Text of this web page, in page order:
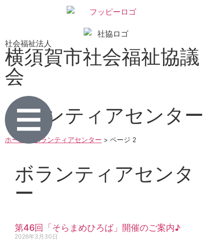
社会福祉法人
横須賀市社会福祉協議
会
ボランティアセンター
ホーム ボランティアセンター > ページ 2
ボランティアセンタ
ー
第46回「そらまめひろば」開催のご案内♪
2026年3月30日